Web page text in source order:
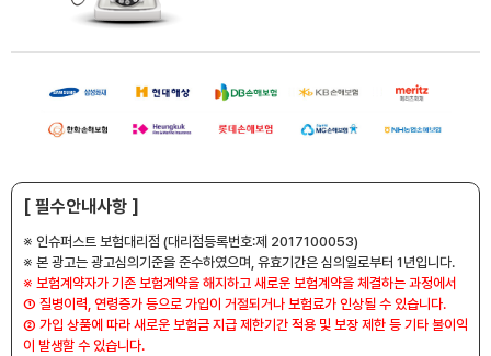
[ 필수안내사항 ]
※ 인슈퍼스트 보험대리점 (대리점등록번호:제 2017100053)
※ 본 광고는 광고심의기준을 준수하였으며, 유효기간은 심의일로부터 1년입니다.
※ 보험계약자가 기존 보험계약을 해지하고 새로운 보험계약을 체결하는 과정에서
① 질병이력, 연령증가 등으로 가입이 거절되거나 보험료가 인상될 수 있습니다.
② 가입 상품에 따라 새로운 보험금 지급 제한기간 적용 및 보장 제한 등 기타 불이익
이 발생할 수 있습니다.